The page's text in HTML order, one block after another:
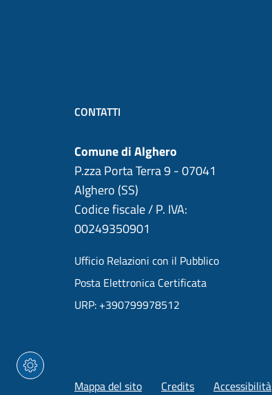
CONTATTI
Comune di Alghero
P.zza Porta Terra 9 - 07041
Alghero (SS)
Codice fiscale / P. IVA:
00249350901
Ufficio Relazioni con il Pubblico
Posta Elettronica Certificata
URP: +390799978512
Mappa del sito Credits Accessibilità